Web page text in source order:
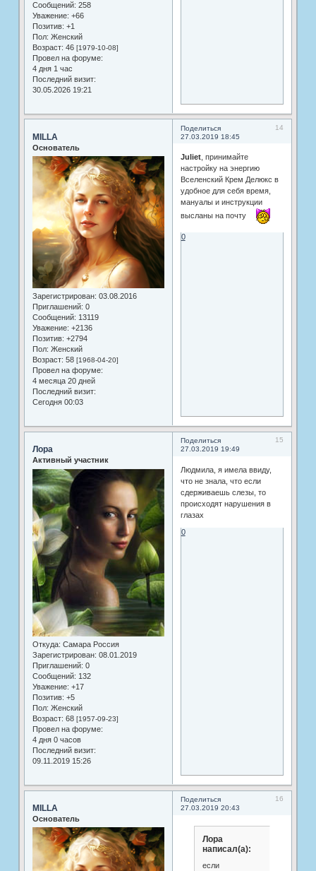
Сообщений: 258
Уважение: +66
Позитив: +1
Пол: Женский
Возраст: 46 [1979-10-08]
Провел на форуме:
4 дня 1 час
Последний визит:
30.05.2026 19:21
Поделиться
14
27.03.2019 18:45
MILLA
Основатель
Зарегистрирован: 03.08.2016
Приглашений: 0
Сообщений: 13119
Уважение: +2136
Позитив: +2794
Пол: Женский
Возраст: 58 [1968-04-20]
Провел на форуме:
4 месяца 20 дней
Последний визит:
Сегодня 00:03
Juliet, принимайте
настройку на энергию
Вселенский Крем Делюкс в
удобное для себя время,
мануалы и инструкции
высланы на почту
0
Поделиться
15
27.03.2019 19:49
Лора
Активный участник
Откуда: Самара Россия
Зарегистрирован: 08.01.2019
Приглашений: 0
Сообщений: 132
Уважение: +17
Позитив: +5
Пол: Женский
Возраст: 68 [1957-09-23]
Провел на форуме:
4 дня 0 часов
Последний визит:
09.11.2019 15:26
Людмила, я имела ввиду,
что не знала, что если
сдерживаешь слезы, то
происходят нарушения в
глазах
0
Поделиться
16
27.03.2019 20:43
MILLA
Основатель
Лора
написал(а):
если